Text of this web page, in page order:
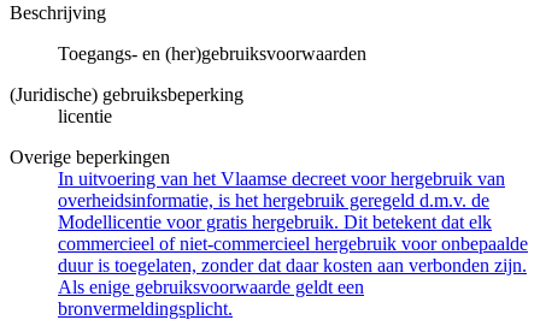
Beschrijving
Toegangs- en (her)gebruiksvoorwaarden
(Juridische) gebruiksbeperking
licentie
Overige beperkingen
In uitvoering van het Vlaamse decreet voor hergebruik van
overheidsinformatie, is het hergebruik geregeld d.m.v. de
Modellicentie voor gratis hergebruik. Dit betekent dat elk
commercieel of niet-commercieel hergebruik voor onbepaalde
duur is toegelaten, zonder dat daar kosten aan verbonden zijn.
Als enige gebruiksvoorwaarde geldt een
bronvermeldingsplicht.